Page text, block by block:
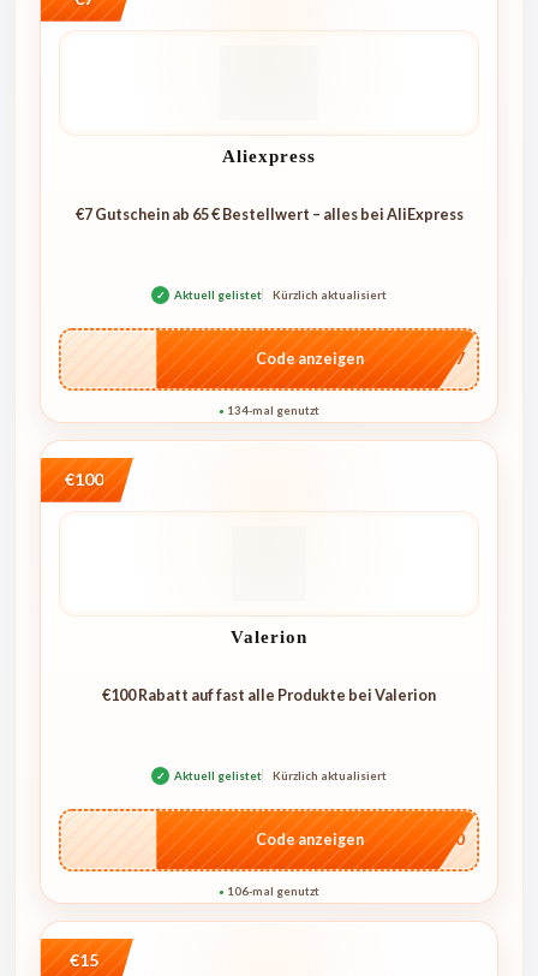
Aliexpress
€7 Gutschein ab 65 € Bestellwert – alles bei AliExpress
✓ Aktuell gelistet Kürzlich aktualisiert
…E07
Code anzeigen
● 134-mal genutzt
€100
Valerion
€100 Rabatt auf fast alle Produkte bei Valerion
✓ Aktuell gelistet Kürzlich aktualisiert
…L100
Code anzeigen
● 106-mal genutzt
€15